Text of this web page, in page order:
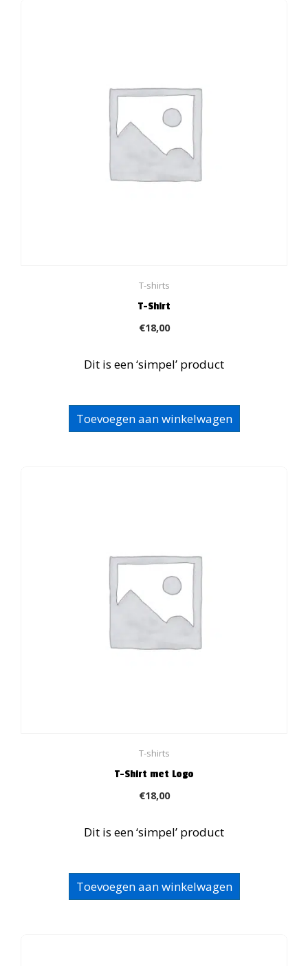
T-shirts
T-Shirt
€18,00
Dit is een ‘simpel’ product
Toevoegen aan winkelwagen
T-shirts
T-Shirt met Logo
€18,00
Dit is een ‘simpel’ product
Toevoegen aan winkelwagen